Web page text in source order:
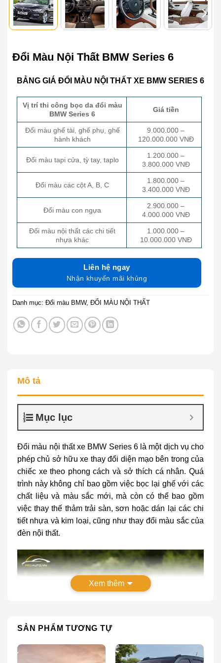
Đổi Màu Nội Thất BMW Series 6
BẢNG GIÁ ĐỔI MÀU NỘI THẤT XE BMW SERIES 6
Vị trí thi công bọc da đổi màu
BMW Series 6
Giá tiền
Đổi màu ghế tài, ghế phụ, ghế
hành khách
9.000.000 –
120.000.000 VNĐ
Đổi màu tapi cửa, tỳ tay, taplo
1.200.000 –
3.800.000 VNĐ
Đổi màu các cột A, B, C
1.800.000 –
3.400.000 VNĐ
Đổi màu con ngựa
2.900.000 –
4.000.000 VNĐ
Đổi màu nội thất các chi tiết
nhựa khác
1.000.000 –
10.000.000 VNĐ
Liên hệ ngay
Nhận khuyến mãi khủng
Danh mục: Đổi màu BMW, ĐỔI MÀU NỘI THẤT
Mô tả
Mục lục
Đổi màu nội thất xe BMW Series 6là một dịch vụ cho
phép chủ sở hữu xe thay đổi diện mạo bên trong của
chiếc xe theo phong cách và sở thích cá nhân. Quá
trình này không chỉ bao gồm việc bọc lại ghế với các
chất liệu và màu sắc mới, mà còn có thể bao gồm
việc thay thế thảm trải sàn, sơn hoặc dán lại các chi
tiết nhựa và kim loại, cũng như thay đổi màu sắc của
đèn nội thất.
Xem thêm
SẢN PHẨM TƯƠNG TỰ